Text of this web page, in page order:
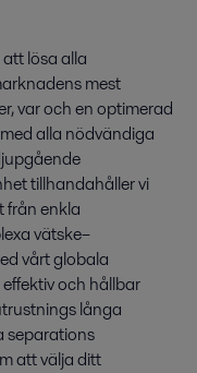
lösa alla
mest
var och en optimerad
alla nödvändiga
tillhandahåller vi
från enkla
vätske–
vårt globala
och hållbar
långa
separations
att välja ditt